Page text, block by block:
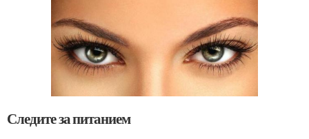
Следите за питанием